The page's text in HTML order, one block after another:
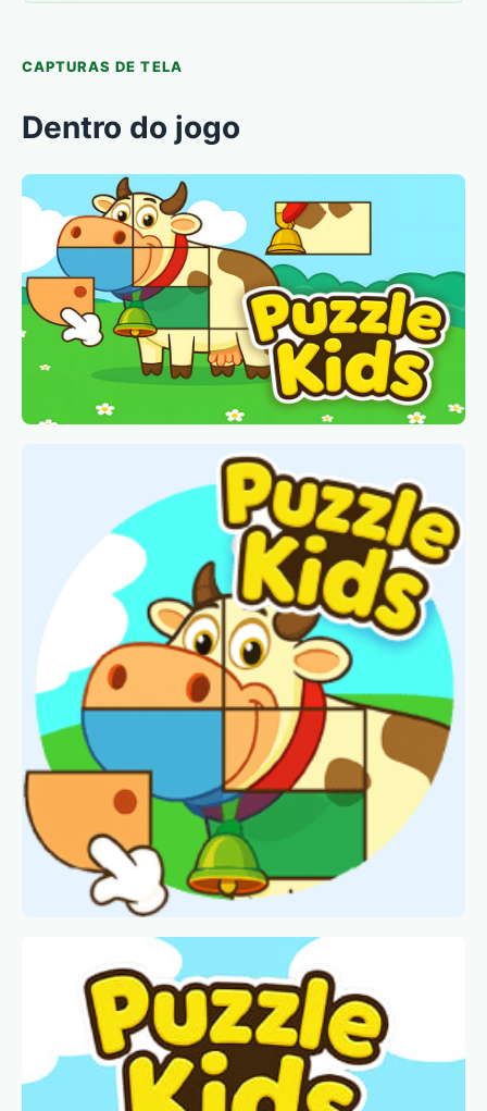
CAPTURAS DE TELA
Dentro do jogo